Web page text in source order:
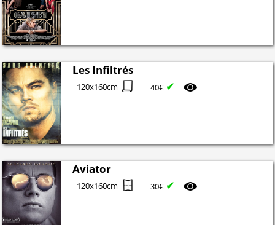
Les Infiltrés
120x160cm 40€ ✔
Aviator
120x160cm 30€ ✔